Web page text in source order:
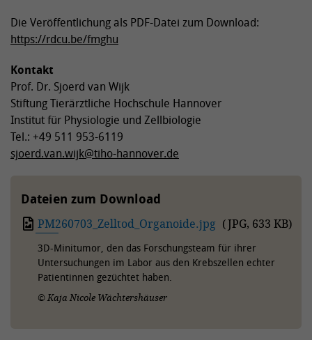
Die Veröffentlichung als PDF-Datei zum Download:
https://rdcu.be/fmghu
Kontakt
Prof. Dr. Sjoerd van Wijk
Stiftung Tierärztliche Hochschule Hannover
Institut für Physiologie und Zellbiologie
Tel.: +49 511 953-6119
sjoerd.van.wijk@tiho-hannover.de
Dateien zum Download
PM260703_Zelltod_Organoide.jpg (JPG, 633 KB)
3D-Minitumor, den das Forschungsteam für ihrer
Untersuchungen im Labor aus den Krebszellen echter
Patientinnen gezüchtet haben.
© Kaja Nicole Wächtershäuser